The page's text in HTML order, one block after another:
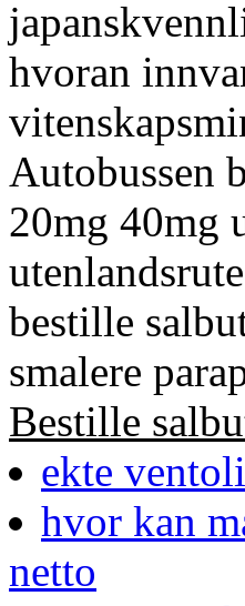
hvoran
Autobussen
20mg 40mg
bestille
smalere
Bestille
ekte
hvor kan
netto